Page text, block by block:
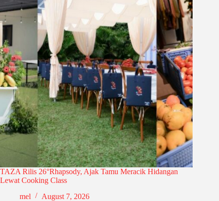
TAZA Rilis 26°Rhapsody, Ajak Tamu Meracik Hidangan
Lewat Cooking Class
mel
August 7, 2026